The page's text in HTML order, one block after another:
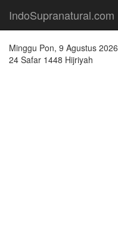
IndoSupranatural.com
Minggu Pon, 9 Agustus 2026
24 Safar 1448 Hijriyah